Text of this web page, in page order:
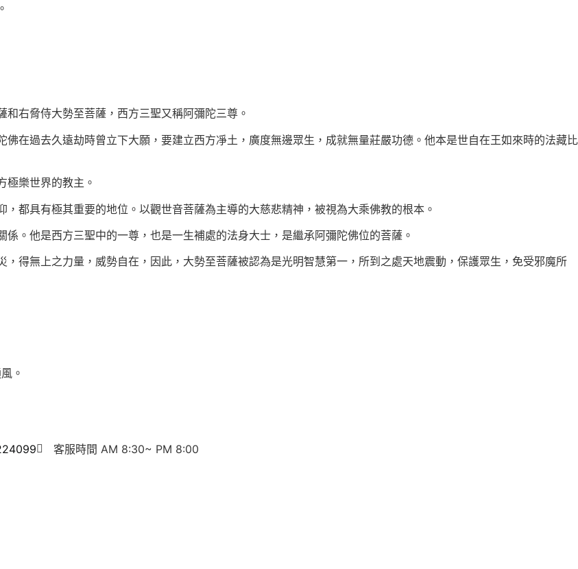
右脅侍大勢至菩薩，西方三聖又稱阿彌陀三尊。
在過去久遠劫時曾立下大願，要建立西方凈土，廣度無邊眾生，成就無量莊嚴功德。他本是世自在王如來時的法藏比
極樂世界的教主。
都具有極其重要的地位。以觀世音菩薩為主導的大慈悲精神，被視為大乘佛教的根本。
。他是西方三聖中的一尊，也是一生補處的法身大士，是繼承阿彌陀佛位的菩薩。
得無上之力量，威勢自在，因此，大勢至菩薩被認為是光明智慧第一，所到之處天地震動，保護眾生，免受邪魔所
。
客服時間 AM 8:30~ PM 8:00